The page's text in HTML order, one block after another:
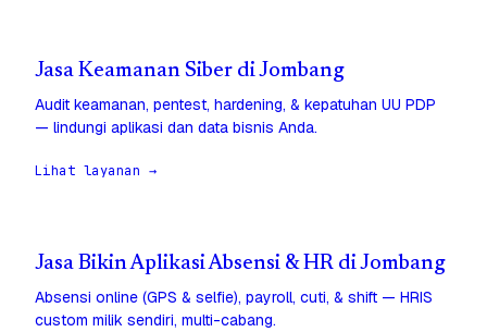
Jasa Keamanan Siber di Jombang
Audit keamanan, pentest, hardening, & kepatuhan UU PDP
— lindungi aplikasi dan data bisnis Anda.
Lihat layanan →
Jasa Bikin Aplikasi Absensi & HR di Jombang
Absensi online (GPS & selfie), payroll, cuti, & shift — HRIS
custom milik sendiri, multi-cabang.